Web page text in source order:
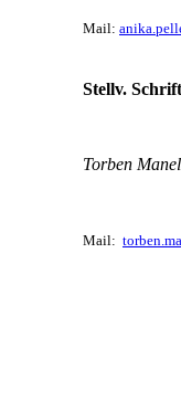
Mail:
Stellv.
Torben
Mail: